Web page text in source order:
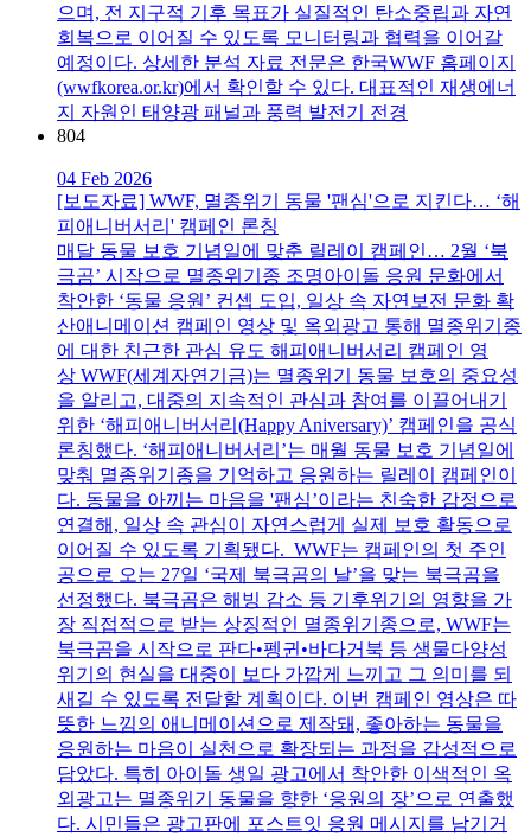
으며, 전 지구적 기후 목표가 실질적인 탄소중립과 자연
회복으로 이어질 수 있도록 모니터링과 협력을 이어갈
예정이다. 상세한 분석 자료 전문은 한국WWF 홈페이지
(wwfkorea.or.kr)에서 확인할 수 있다. 대표적인 재생에너
지 자원인 태양광 패널과 풍력 발전기 전경
804
04 Feb 2026
[보도자료] WWF, 멸종위기 동물 '팬심'으로 지킨다… ‘해
피애니버서리' 캠페인 론칭
매달 동물 보호 기념일에 맞춘 릴레이 캠페인… 2월 ‘북
극곰’ 시작으로 멸종위기종 조명아이돌 응원 문화에서
착안한 ‘동물 응원’ 컨셉 도입, 일상 속 자연보전 문화 확
산애니메이션 캠페인 영상 및 옥외광고 통해 멸종위기종
에 대한 친근한 관심 유도 해피애니버서리 캠페인 영
상 WWF(세계자연기금)는 멸종위기 동물 보호의 중요성
을 알리고, 대중의 지속적인 관심과 참여를 이끌어내기
위한 ‘해피애니버서리(Happy Aniversary)’ 캠페인을 공식
론칭했다. ‘해피애니버서리’는 매월 동물 보호 기념일에
맞춰 멸종위기종을 기억하고 응원하는 릴레이 캠페인이
다. 동물을 아끼는 마음을 '팬심’이라는 친숙한 감정으로
연결해, 일상 속 관심이 자연스럽게 실제 보호 활동으로
이어질 수 있도록 기획됐다. WWF는 캠페인의 첫 주인
공으로 오는 27일 ‘국제 북극곰의 날’을 맞는 북극곰을
선정했다. 북극곰은 해빙 감소 등 기후위기의 영향을 가
장 직접적으로 받는 상징적인 멸종위기종으로, WWF는
북극곰을 시작으로 판다•펭귄•바다거북 등 생물다양성
위기의 현실을 대중이 보다 가깝게 느끼고 그 의미를 되
새길 수 있도록 전달할 계획이다. 이번 캠페인 영상은 따
뜻한 느낌의 애니메이션으로 제작돼, 좋아하는 동물을
응원하는 마음이 실천으로 확장되는 과정을 감성적으로
담았다. 특히 아이돌 생일 광고에서 착안한 이색적인 옥
외광고는 멸종위기 동물을 향한 ‘응원의 장’으로 연출했
다. 시민들은 광고판에 포스트잇 응원 메시지를 남기거